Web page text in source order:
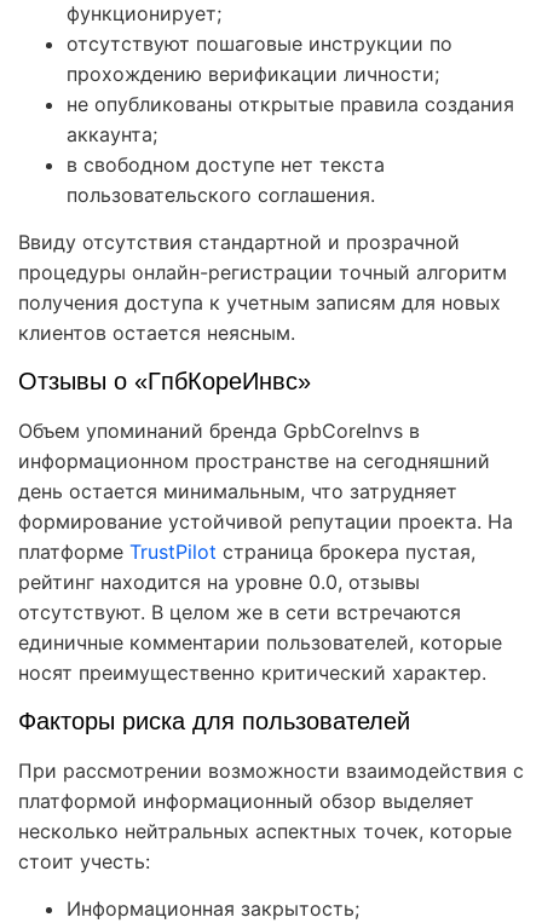
функционирует;
отсутствуют пошаговые инструкции по
прохождению верификации личности;
не опубликованы открытые правила создания
аккаунта;
в свободном доступе нет текста
пользовательского соглашения.
Ввиду отсутствия стандартной и прозрачной
процедуры онлайн-регистрации точный алгоритм
получения доступа к учетным записям для новых
клиентов остается неясным.
Отзывы о «ГпбКореИнвс»
Объем упоминаний бренда GpbCoreInvs в
информационном пространстве на сегодняшний
день остается минимальным, что затрудняет
формирование устойчивой репутации проекта. На
платформе TrustPilot страница брокера пустая,
рейтинг находится на уровне 0.0, отзывы
отсутствуют. В целом же в сети встречаются
единичные комментарии пользователей, которые
носят преимущественно критический характер.
Факторы риска для пользователей
При рассмотрении возможности взаимодействия с
платформой информационный обзор выделяет
несколько нейтральных аспектных точек, которые
стоит учесть:
Информационная закрытость;